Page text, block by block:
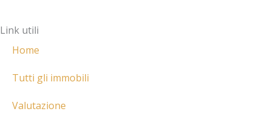
k
e
-
l
Link utili
Home
Tutti gli immobili
Valutazione